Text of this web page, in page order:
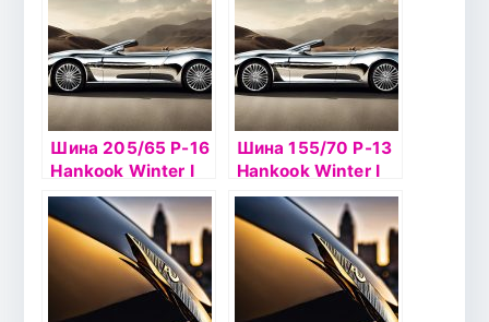
Шина 205/65 Р-16
Hankook Winter I
Pike RS2 W429
95T шип
Шина 155/70 Р-13
Hankook Winter I
Pike RS2 W429
75Т б/к шип